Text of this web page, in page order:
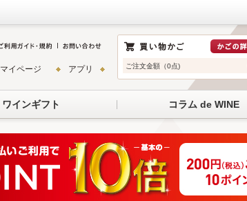
ご注文金額（0点)
マイページ アプリ
ワインギフト コラム de WINE